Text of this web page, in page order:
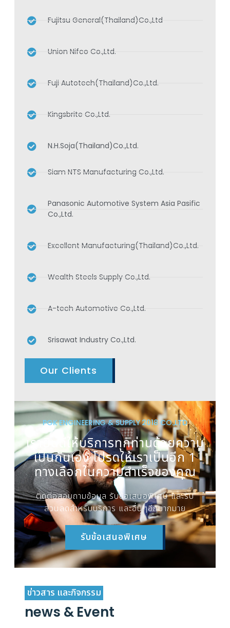
Fujitsu General(Thailand)Co.,Ltd
Union Nifco Co.,Ltd.
Fuji Autotech(Thailand)Co.,Ltd.
Kingsbrite Co.,Ltd.
N.H.Soja(Thailand)Co.,Ltd.
Siam NTS Manufacturing Co.,Ltd.
Panasonic Automotive System Asia Pasific
Co.,Ltd.
Excellent Manufacturing(Thailand)Co.,Ltd.
Wealth Steels Supply Co.,Ltd.
A-tech Automotive Co.,Ltd.
Srisawat Industry Co.,Ltd.
Our Clients
PGK ENGINEERING & SUPPLY 2018 CO.,LTD
เรายินดีให้บริการทุกท่านด้วยความ
เป็นกันเอง โปรดให้เราเป็นอีก 1
ทางเลือกในความสำเร็จของคุณ
ติดต่อสอบถามข้อมูล รับข้อเสนอพิเศษ และรับ
ส่วนลดสำหรับบริการ และอื่นๆอีกมากมาย
รับข้อเสนอพิเศษ
ข่าวสาร และกิจกรรม
news & Event